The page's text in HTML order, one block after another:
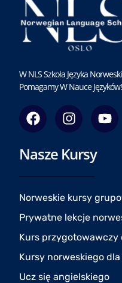
W NLS Szkoła Języka
Pomagamy W Nauce Języków!
F
a
c
e
o
o
I
n
s
t
g
r
a
m
Y
o
u
e
Nasze Kursy
Norweskie kursy
Prywatne lekcje
Kurs przygotowawczy
Kursy norweskiego
Ucz się angielskiego